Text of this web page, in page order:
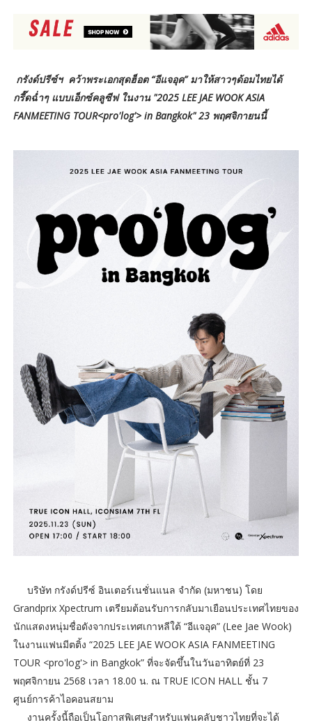
กรังด์ปรีซ์ฯ คว้าพระเอกสุดฮ็อต “อีแจอุค” มาให้สาวๆด้อมไทยได้
กรี๊ดฉ่ำๆ แบบเอ็กซ์คลูซีฟ ในงาน "2025 LEE JAE WOOK ASIA
FANMEETING TOUR<pro'log'> in Bangkok" 23 พฤศจิกายนนี้
บริษัท กรังด์ปรีซ์ อินเตอร์เนชั่นแนล จำกัด (มหาชน) โดย
Grandprix Xpectrum เตรียมต้อนรับการกลับมาเยือนประเทศไทยของ
นักแสดงหนุ่มชื่อดังจากประเทศเกาหลีใต้ “อีแจอุค” (Lee Jae Wook)
ในงานแฟนมีตติ้ง “2025 LEE JAE WOOK ASIA FANMEETING
TOUR <pro'log'> in Bangkok” ที่จะจัดขึ้นในวันอาทิตย์ที่ 23
พฤศจิกายน 2568 เวลา 18.00 น. ณ TRUE ICON HALL ชั้น 7
ศูนย์การค้าไอคอนสยาม
งานครั้งนี้ถือเป็นโอกาสพิเศษสำหรับแฟนคลับชาวไทยที่จะได้